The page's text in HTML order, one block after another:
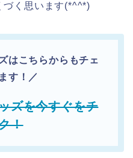
づく思います(*^^*)
はこちらからもチェ
す！／
ズを今すぐをチ
！